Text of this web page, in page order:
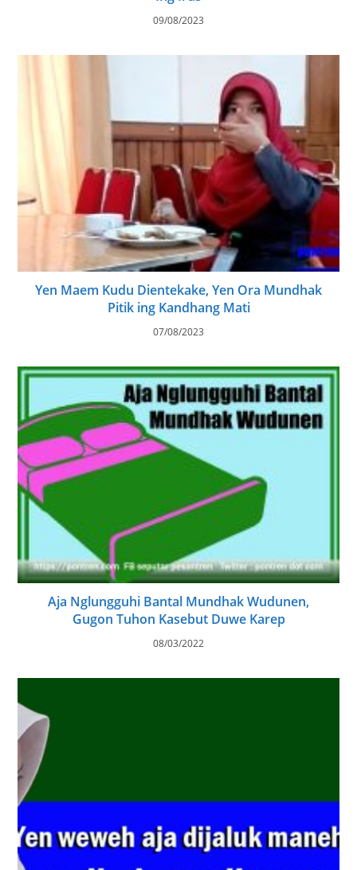
09/08/2023
Yen Maem Kudu Dientekake, Yen Ora Mundhak
Pitik ing Kandhang Mati
07/08/2023
Aja Nglungguhi Bantal Mundhak Wudunen,
Gugon Tuhon Kasebut Duwe Karep
08/03/2022